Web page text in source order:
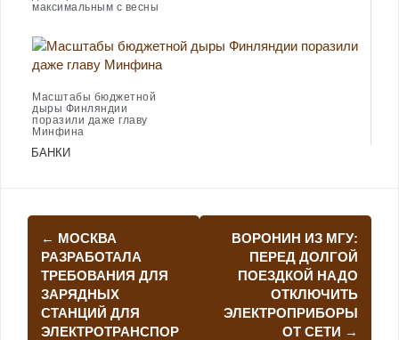
максимальным с весны
Масштабы бюджетной
дыры Финляндии
поразили даже главу
Минфина
БАНКИ
Навигация
по
записям
← МОСКВА
РАЗРАБОТАЛА
ТРЕБОВАНИЯ ДЛЯ
ЗАРЯДНЫХ
СТАНЦИЙ ДЛЯ
ЭЛЕКТРОТРАНСПОР
ВОРОНИН ИЗ МГУ:
ПЕРЕД ДОЛГОЙ
ПОЕЗДКОЙ НАДО
ОТКЛЮЧИТЬ
ЭЛЕКТРОПРИБОРЫ
ОТ СЕТИ →